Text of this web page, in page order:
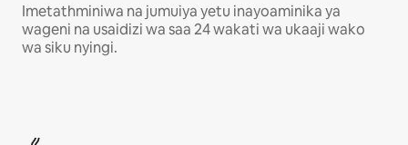
Imetathminiwa na jumuiya yetu inayoaminika ya
wageni na usaidizi wa saa 24 wakati wa ukaaji wako
wa siku nyingi.